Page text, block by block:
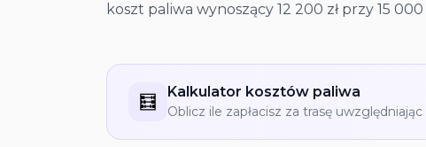
koszt paliwa wynoszący 12 200 zł przy 15
🧮 Kalkulator kosztów paliwa
Oblicz ile zapłacisz za trasę